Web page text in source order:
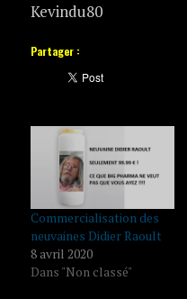
Kevindu80
Partager :
Commercialisation des
neuvaines Didier Raoult
8 avril 2020
Dans "Non classé"